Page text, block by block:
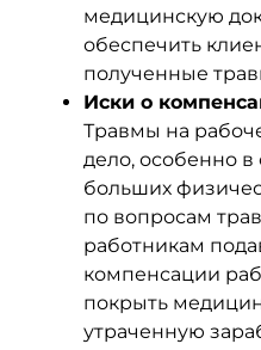
медицинскую
обеспечить
полученные
Иски о
Травмы на
дело, особенно
больших
по вопросам
работникам
компенсации
покрыть
утраченную